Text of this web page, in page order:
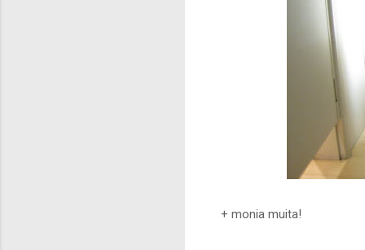
+ monia muita!